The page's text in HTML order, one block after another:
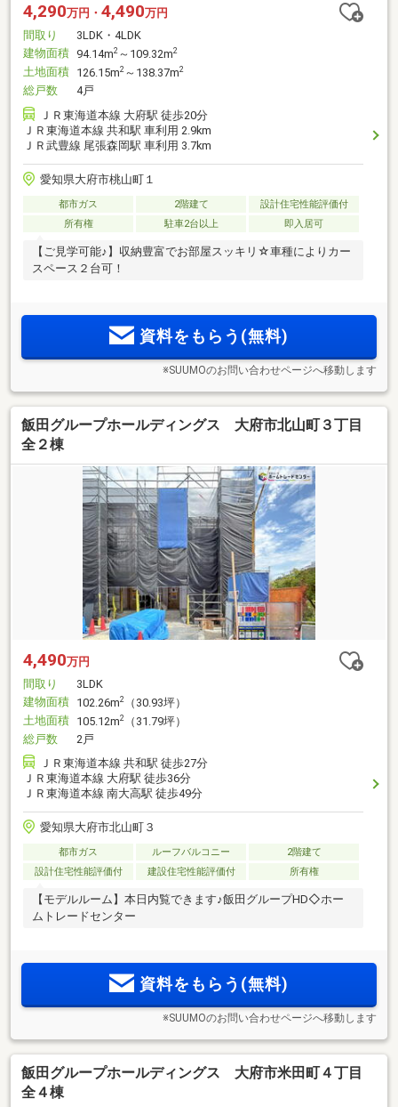
4,290万円・ 4,490万円
間取り
3LDK・4LDK
建物面積 94.14m2 ～109.32m2
土地面積 126.15m2 ～138.37m2
総戸数
4戸
ＪＲ東海道本線 大府駅 徒歩20分
ＪＲ東海道本線 共和駅 車利用 2.9km
ＪＲ武豊線 尾張森岡駅 車利用 3.7km
愛知県大府市桃山町１
都市ガス 2階建て
設計住宅性能評価付
所有権
駐車2台以上 即入居可
【ご見学可能♪】収納豊富でお部屋スッキリ☆車種によりカー
スペース２台可！
資料をもらう(無料)
※SUUMOのお問い合わせページへ移動します
飯田グループホールディングス 大府市北山町３丁目
全２棟
4,490万円
間取り
3LDK
建物面積 102.26m2
（30.93坪）
土地面積 105.12m2
（31.79坪）
総戸数
2戸
ＪＲ東海道本線 共和駅 徒歩27分
ＪＲ東海道本線 大府駅 徒歩36分
ＪＲ東海道本線 南大高駅 徒歩49分
愛知県大府市北山町３
都市ガス ルーフバルコニー
2階建て
設計住宅性能評価付
建設住宅性能評価付 所有権
【モデルルーム】本日内覧できます♪飯田グループHD◇ホー
ムトレードセンター
資料をもらう(無料)
※SUUMOのお問い合わせページへ移動します
飯田グループホールディングス 大府市米田町４丁目
全４棟